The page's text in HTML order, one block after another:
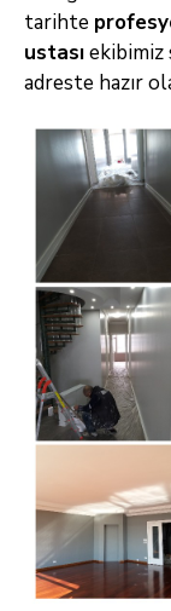
tarihte
ustasıekibimiz
adreste hazır